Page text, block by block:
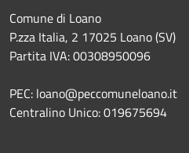
Comune di Loano
P.zza Italia, 2 17025 Loano (SV)
Partita IVA: 00308950096
PEC: loano@peccomuneloano.it
Centralino Unico: 019675694